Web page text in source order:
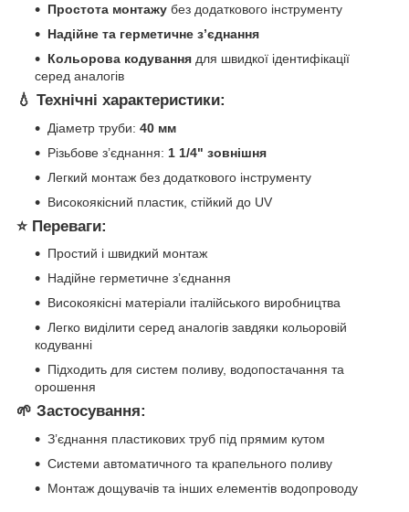
Простота монтажу без додаткового інструменту
Надійне та герметичне з’єднання
Кольорова кодування для швидкої ідентифікації
серед аналогів
💧 Технічні характеристики:
Діаметр труби: 40 мм
Різьбове з’єднання: 1 1/4" зовнішня
Легкий монтаж без додаткового інструменту
Високоякісний пластик, стійкий до UV
⭐ Переваги:
Простий і швидкий монтаж
Надійне герметичне з’єднання
Високоякісні матеріали італійського виробництва
Легко виділити серед аналогів завдяки кольоровій
кодуванні
Підходить для систем поливу, водопостачання та
орошення
🌱 Застосування:
З’єднання пластикових труб під прямим кутом
Системи автоматичного та крапельного поливу
Монтаж дощувачів та інших елементів водопроводу